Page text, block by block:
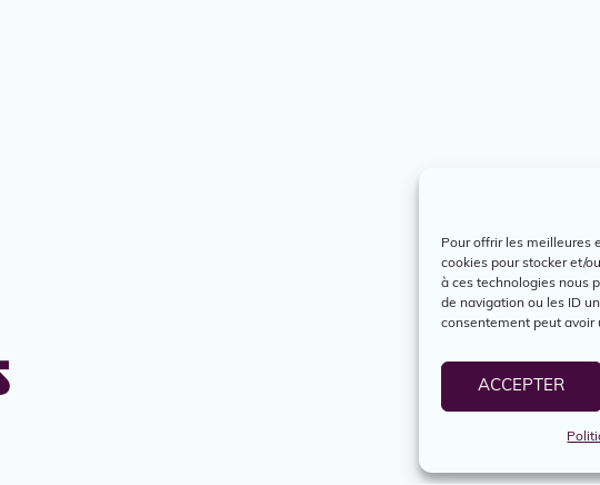
Pour offrir les meilleures
cookies pour stocker et/
à ces technologies nous
de navigation ou les ID
consentement peut avoir
ACCEPTER